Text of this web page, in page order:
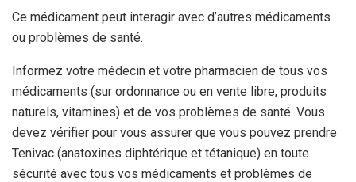
Ce médicament peut interagir avec d’autres médicaments
ou problèmes de santé.
Informez votre médecin et votre pharmacien de tous vos
médicaments (sur ordonnance ou en vente libre, produits
naturels, vitamines) et de vos problèmes de santé. Vous
devez vérifier pour vous assurer que vous pouvez prendre
Tenivac (anatoxines diphtérique et tétanique) en toute
sécurité avec tous vos médicaments et problèmes de